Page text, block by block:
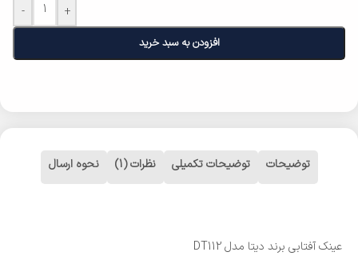
- +
افزودن به سبد خرید
توضیحات توضیحات تکمیلی نظرات (1) نحوه ارسال
عینک آفتابی برند دیتا مدل DT112